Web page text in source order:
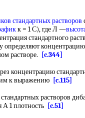
стандартных растворов
к = 1 С), где Л —
стандартного
определяют концентрацию
растворе.
[c.344]
концентрацию
к выражению [c.115]
растворов
1 плотность [c.51]